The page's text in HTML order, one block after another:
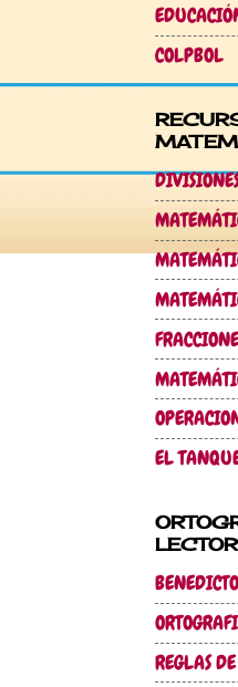
COLPBOL
EL
LECTOR
REGLAS